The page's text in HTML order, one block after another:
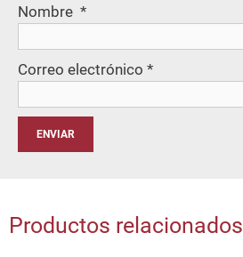
Nombre *
Correo electrónico *
Productos relacionados